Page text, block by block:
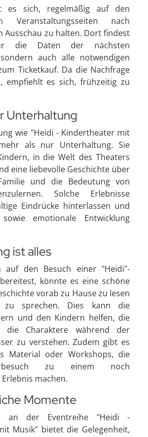
es sich, regelmäßig auf den
Veranstaltungsseiten nach
Ausschau zu halten. Dort findest
die Daten der nächsten
auch alle notwendigen
Ticketkauf. Da die Nachfrage
empfiehlt es sich, frühzeitig zu
Unterhaltung
wie "Heidi - Kindertheater mit
als nur Unterhaltung. Sie
in die Welt des Theaters
eine liebevolle Geschichte über
und die Bedeutung von
Solche Erlebnisse
Eindrücke hinterlassen und
emotionale Entwicklung
ist alles
auf den Besuch einer "Heidi"-
könnte es eine schöne
vorab zu Hause zu lesen
zu sprechen. Dies kann die
und den Kindern helfen, die
die Charaktere während der
zu verstehen. Zudem gibt es
Material oder Workshops, die
zu einem noch
machen.
Momente
an der Eventreihe "Heidi -
Musik" bietet die Gelegenheit,